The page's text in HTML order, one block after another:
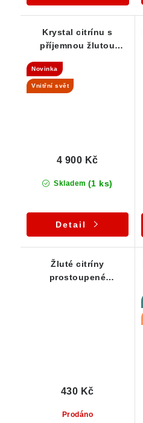
Krystal citrínu s
příjemnou žlutou
podtóny
Novinka
Vnitřní svět
Skladem (1 ks)
4 900 Kč
Detail
Žluté citríny
prostoupené
Prodáno
430 Kč